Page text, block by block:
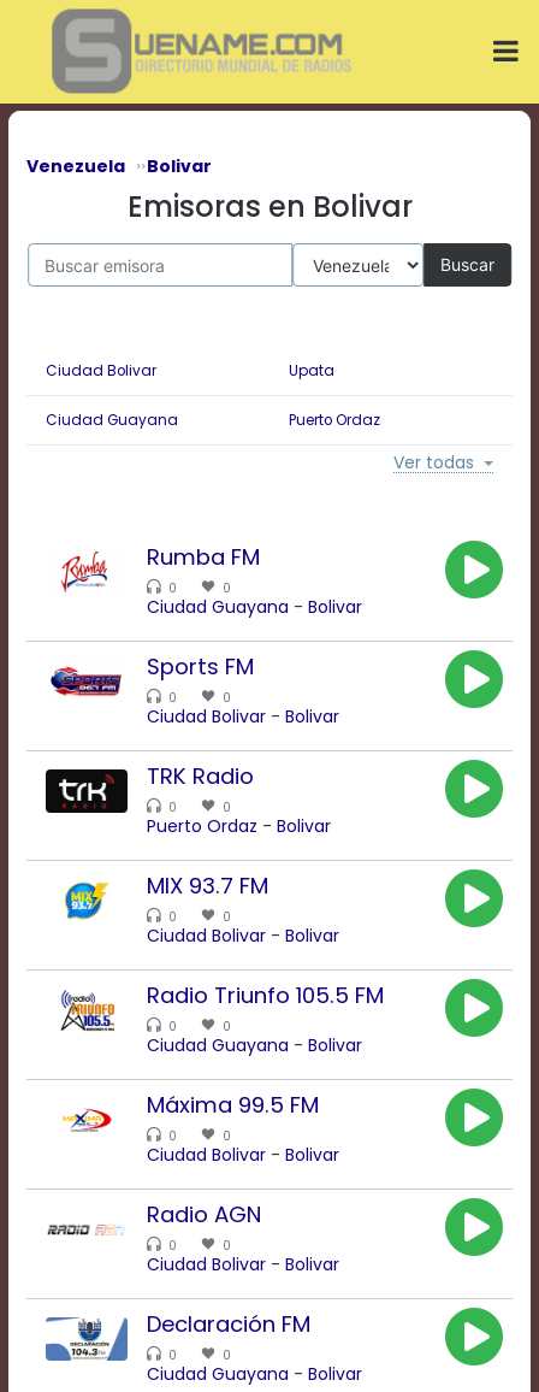
Current
0:00
Time
Loaded:
Stream
Remaining
Chapters
descriptions
selected
subtitles
selected
Subtitles
,
selected
Captions
Fullscreen
window.
Dialog
cancel
Venezuela Bolivar
Emisoras en Bolivar
Buscar
Ciudad Bolivar
Ciudad Guayana
Upata
Puerto Ordaz
Ver todas
Rumba FM
0 0
Ciudad Guayana - Bolivar
Sports FM
0 0
Ciudad Bolivar - Bolivar
TRK Radio
0 0
Puerto Ordaz - Bolivar
MIX 93.7 FM
0 0
Ciudad Bolivar - Bolivar
Radio Triunfo 105.5 FM
0 0
Ciudad Guayana - Bolivar
Máxima 99.5 FM
0 0
Ciudad Bolivar - Bolivar
Radio AGN
0 0
Ciudad Bolivar - Bolivar
Declaración FM
0 0
Ciudad Guayana - Bolivar